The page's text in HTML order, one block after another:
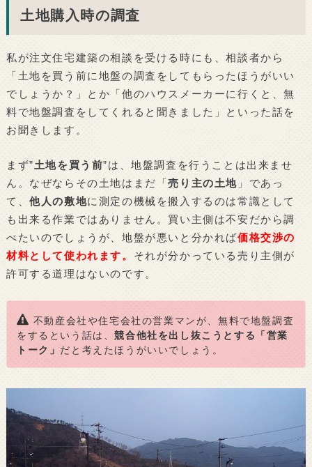
土地購入時の調査
私が注文住宅建築の相談を受ける時にも、相談者から
「土地を買う前に地盤の調査をしてもらったほうがいい
でしょうか？」とか「他のハウスメーカーに行くと、無
料で地盤調査をしてくれると聞きました」といった話を
お聞きします。
まず”土地を買う前”は、地盤調査を行うことは出来ませ
ん。なぜならその土地はまだ「売り主の土地 」であっ
て、他人の敷地に測定の機械を搬入するのは常識として
も出来る作業ではありません。買い主側は不安だから調
べたいのでしょうが、地盤が悪いと分かれば価格交渉の
材料として使われます。 それが分かっている売り主側が
許可する道理はないのです。
不動産会社や住宅会社の営業マンが、無料で地盤調査
をするという話は、競合他社を出し抜こうとする「営業
トーク」 だと考えたほうがいいでしょう。